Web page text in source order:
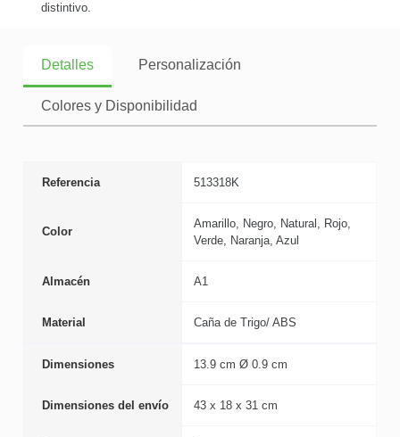
distintivo.
Detalles Personalización
Colores y Disponibilidad
Referencia 513318K
Color
Amarillo, Negro, Natural, Rojo,
Verde, Naranja, Azul
Almacén A1
Material Caña de Trigo/ ABS
Dimensiones 13.9 cm Ø 0.9 cm
Dimensiones del envío 43 x 18 x 31 cm